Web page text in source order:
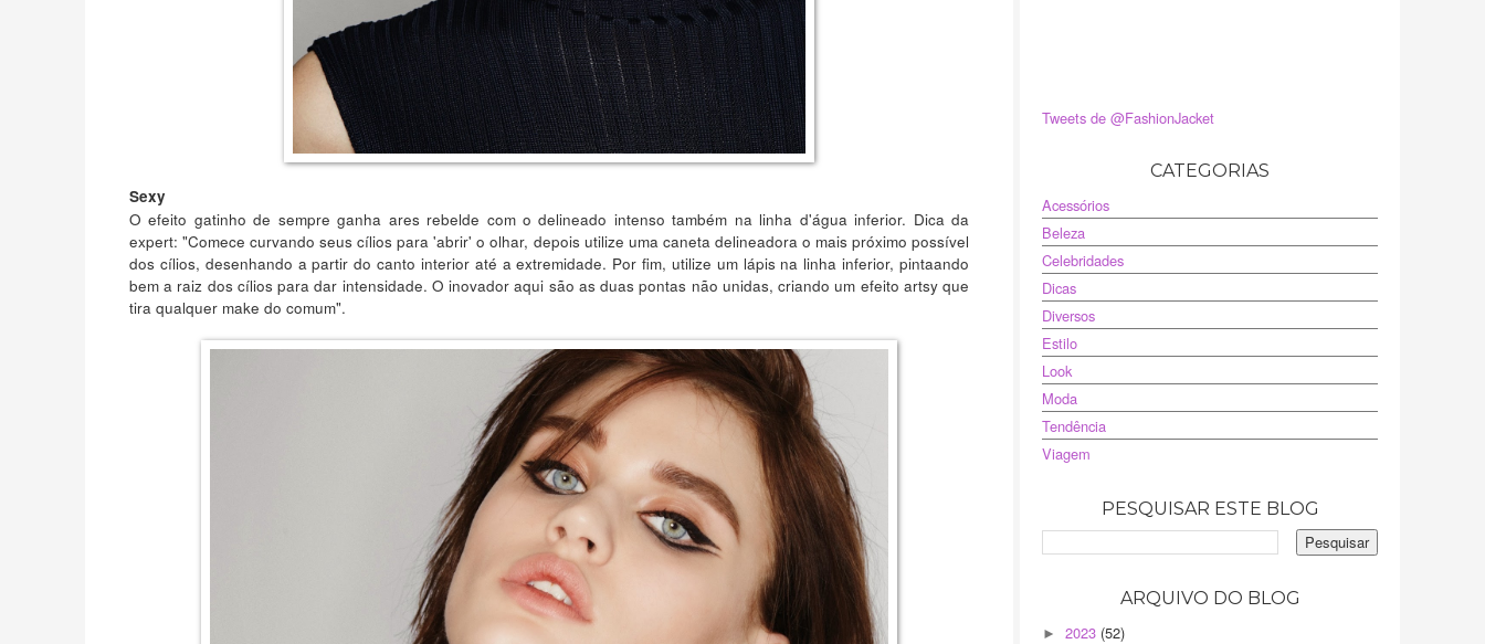
Sexy
O efeito gatinho de sempre ganha ares rebelde com o delineado intenso também na linha d'água inferior. Dica da
expert: "Comece curvando seus cílios para 'abrir' o olhar, depois utilize uma caneta delineadora o mais próximo possível
dos cílios, desenhando a partir do canto interior até a extremidade. Por fim, utilize um lápis na linha inferior, pintaando
bem a raiz dos cílios para dar intensidade. O inovador aqui são as duas pontas não unidas, criando um efeito artsy que
tira qualquer make do comum".
Tweets de @FashionJacket
CATEGORIAS
Acessórios
Beleza
Celebridades
Dicas
Diversos
Estilo
Look
Moda
Tendência
Viagem
PESQUISAR ESTE BLOG
ARQUIVO DO BLOG
► 2023 (52)